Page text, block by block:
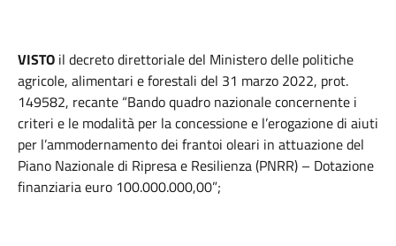
VISTO il decreto direttoriale del Ministero delle politiche
agricole, alimentari e forestali del 31 marzo 2022, prot.
149582, recante “Bando quadro nazionale concernente i
criteri e le modalità per la concessione e l’erogazione di aiuti
per l’ammodernamento dei frantoi oleari in attuazione del
Piano Nazionale di Ripresa e Resilienza (PNRR) – Dotazione
finanziaria euro 100.000.000,00”;